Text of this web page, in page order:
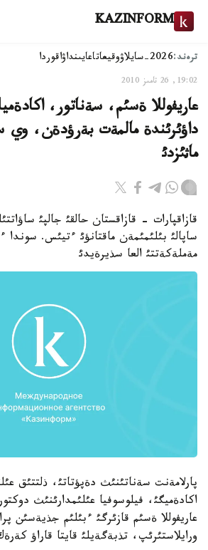
KAZINFORM
ترەند:2026-سايلاۋ وقيعاتاعايىنداۋاقوردا
19:02, 26 تامىز 2010
عاريفوللا ةسئم، سةناتور،
داؤئرئندة مالمةت بةرؤدةن،
ماثئزدئ
قازاقپارات - قازاقستان حالقئ جالپئ
ساپالئ بئلئمئمةن ماقتانؤئ ءتيئس. سوندا
مةملةكةتتئ العا سذيرةيدئ
پارلامةنت سةناتئنئث دةپؤتاتئ، ذلتتئق
اكادةميگئ، فيلوسوفيا عئلئمدارئنئث
عاريفوللا ةسئم قازئرگئ ءبئلئم جذيةسئن
ورايلاستئرئپ، تذبةگةيلئ قايتا قاراؤ